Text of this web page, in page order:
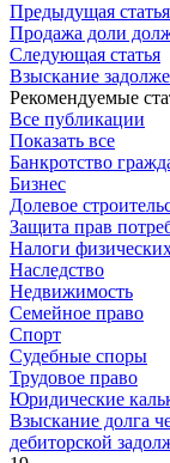
Предыдущая статья
Продажа доли
Следующая статья
Взыскание
Рекомендуемые
Все публикации
Показать все
Банкротство
Бизнес
Долевое
Защита прав
Налоги
Наследство
Недвижимость
Семейное право
Спорт
Судебные споры
Трудовое право
Юридические
Взыскание долга
дебиторской